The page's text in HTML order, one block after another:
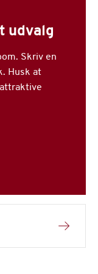
udvalg
Skriv en
Husk at